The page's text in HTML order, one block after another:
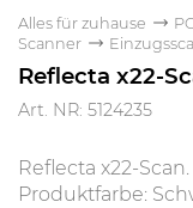
Alles für zuhause
Scanner
Reflecta x22-
Art. NR: 5124235
Reflecta x22-
Produktfarbe: